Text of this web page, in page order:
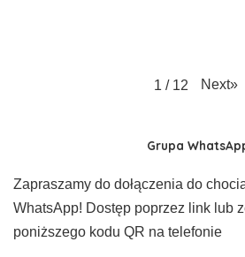
1 / 12 Next»
Grupa
Zapraszamy do dołączenia do
WhatsApp! Dostęp poprzez link lub
poniższego kodu QR na telefonie